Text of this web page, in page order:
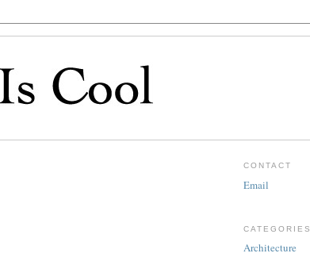
CONTACT
Email
CATEGORIES
Architecture